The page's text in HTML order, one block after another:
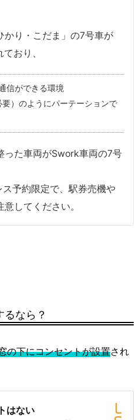
かり・こだま」の7号車が
おり、
信ができる環境
）のようにパーテーションで
った車両がSwork車両の7号
予約限定で、駅券売機や
してください。
なら？
の下にコンセントが設置され
はない